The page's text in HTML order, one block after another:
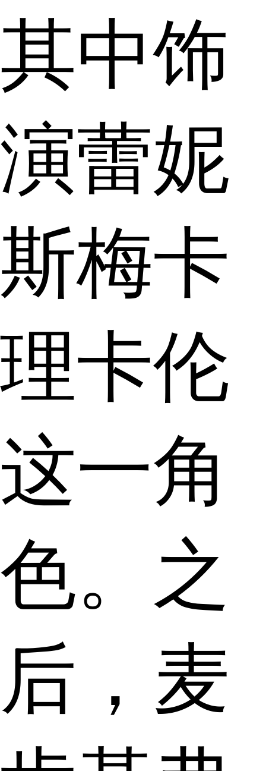
其中饰
演蕾妮
斯梅卡
理卡伦
这一角
色。之
后，麦